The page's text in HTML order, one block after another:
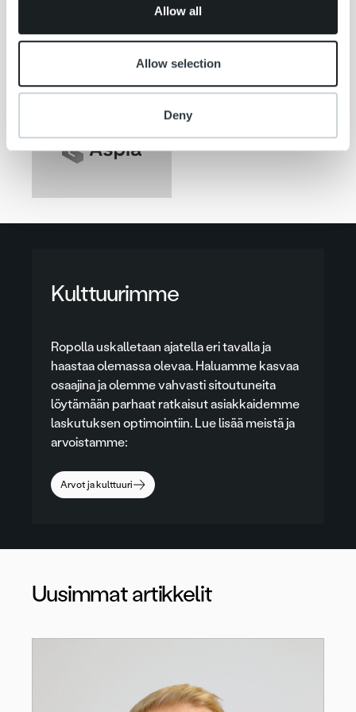
Allow all
Allow selection
Deny
Kulttuurimme
Ropolla uskalletaan ajatella eri tavalla ja
haastaa olemassa olevaa. Haluamme kasvaa
osaajina ja olemme vahvasti sitoutuneita
löytämään parhaat ratkaisut asiakkaidemme
laskutuksen optimointiin. Lue lisää meistä ja
arvoistamme:
Arvot ja kulttuuri
Uusimmat artikkelit